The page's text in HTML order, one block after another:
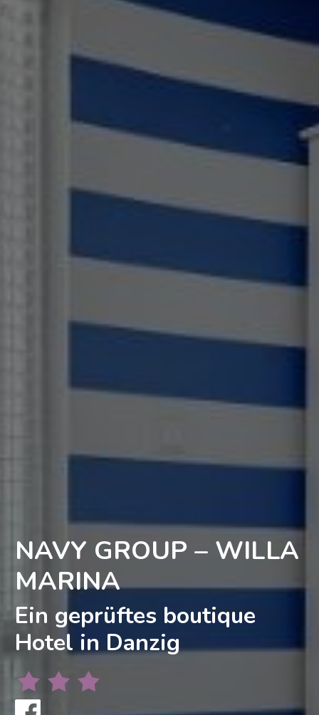
NAVY GROUP – WILLA
MARINA
Ein geprüftes boutique
Hotel in Danzig